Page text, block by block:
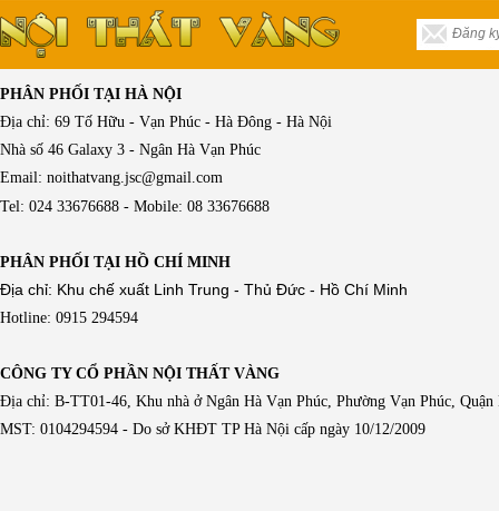
PHÂN PHỐI TẠI HÀ NỘI
Địa chỉ: 69 Tố Hữu - Vạn Phúc - Hà Đông - Hà Nội
Nhà số 46 Galaxy 3 - Ngân Hà Vạn Phúc
Email: noithatvang.jsc@gmail.com
Tel: 024 33676688 - Mobile: 08 33676688
PHÂN PHỐI TẠI HỒ CHÍ MINH
Địa chỉ: Khu chế xuất Linh Trung - Thủ Đức - Hồ Chí Minh
Hotline: 0915 294594
CÔNG TY CỔ PHẦN NỘI THẤT VÀNG
Địa chỉ: B-TT01-46, Khu nhà ở Ngân Hà Vạn Phúc, Phường Vạn Phúc,
MST: 0104294594 - Do sở KHĐT TP Hà Nội cấp ngày 10/12/2009